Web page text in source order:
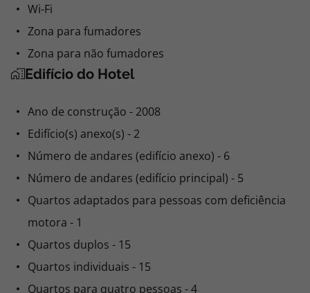
Wi-Fi
Zona para fumadores
Zona para não fumadores
Edifício do Hotel
Ano de construção - 2008
Edifício(s) anexo(s) - 2
Número de andares (edifício anexo) - 6
Número de andares (edifício principal) - 5
Quartos adaptados para pessoas com deficiência
motora - 1
Quartos duplos - 15
Quartos individuais - 15
Quartos para quatro pessoas - 4